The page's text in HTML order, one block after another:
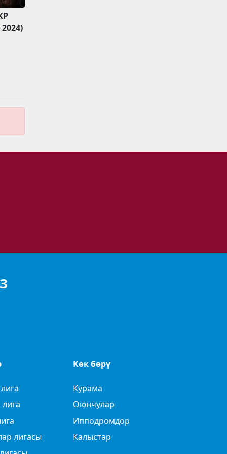
лигасы
Көк бөрү
Курама
Оюнчулар
Ипподромдор
Калыстар